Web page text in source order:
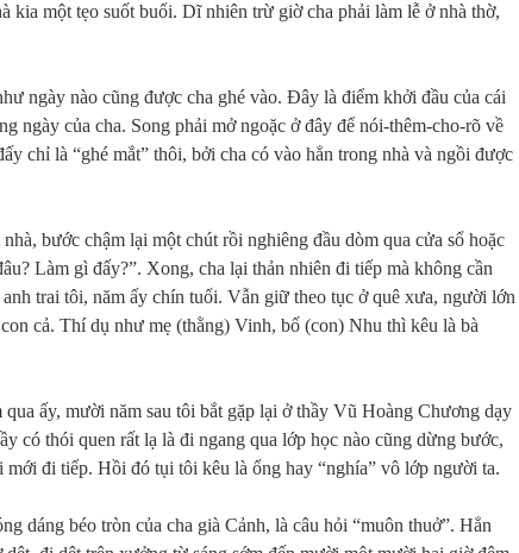
kia một tẹo suốt buổi. Dĩ nhiên trừ giờ cha phải làm lễ ở nhà thờ,
ngày nào cũng được cha ghé vào. Đây là điểm khởi đầu của cái
ngày của cha. Song phải mở ngoặc ở đây để nói-thêm-cho-rõ về
chỉ là “ghé mắt” thôi, bởi cha có vào hẳn trong nhà và ngồi được
bước chậm lại một chút rồi nghiêng đầu dòm qua cửa sổ hoặc
Làm gì đấy?”. Xong, cha lại thản nhiên đi tiếp mà không cần
trai tôi, năm ấy chín tuổi. Vẫn giữ theo tục ở quê xưa, người lớn
cả. Thí dụ như mẹ (thằng) Vinh, bố (con) Nhu thì kêu là bà
qua ấy, mười năm sau tôi bắt gặp lại ở thầy Vũ Hoàng Chương dạy
có thói quen rất lạ là đi ngang qua lớp học nào cũng dừng bước,
mới đi tiếp. Hồi đó tụi tôi kêu là ổng hay “nghía” vô lớp người ta.
dáng béo tròn của cha già Cảnh, là câu hỏi “muôn thuở”. Hẳn